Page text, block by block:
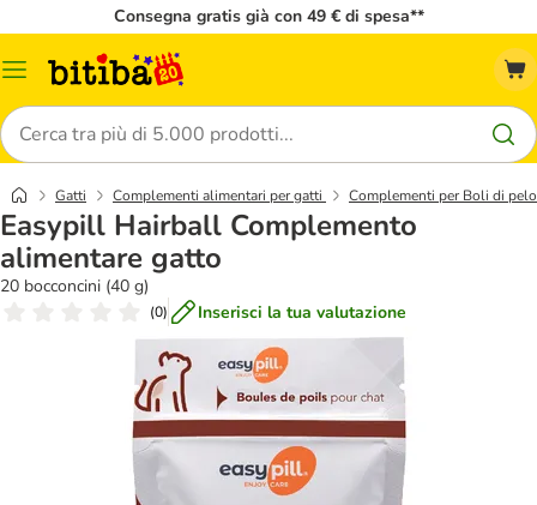
Consegna gratis già con 49 € di spesa**
Overview
Cerca
Gatti Complementi alimentari per gatti Complementi per Boli di pelo
Easypill Hairball Complemento
alimentare gatto
20 bocconcini (40 g)
(0) Inserisci la tua valutazione